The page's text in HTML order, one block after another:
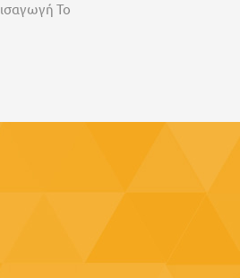
Το